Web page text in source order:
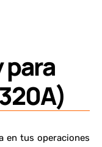
para
en tus operaciones